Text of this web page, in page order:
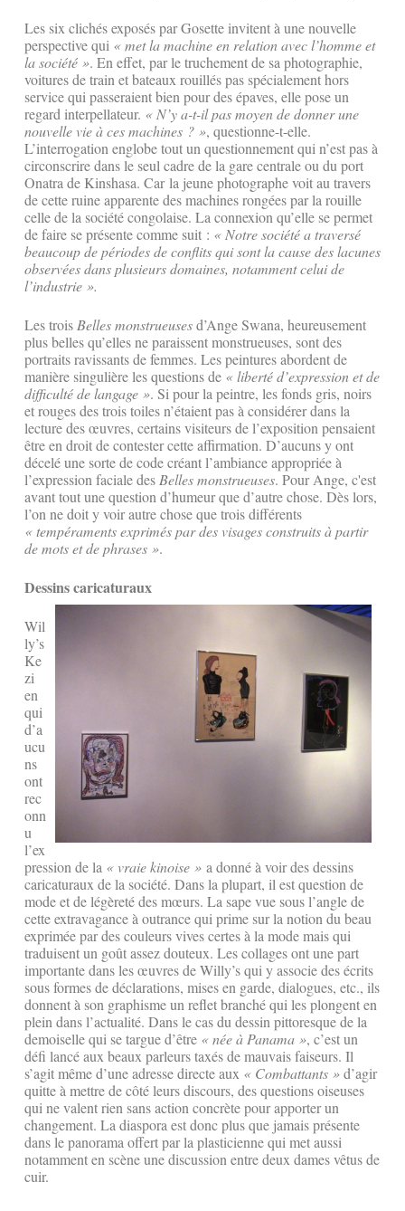
Les six clichés exposés par Gosette invitent à une nouvelle
perspective qui « met la machine en relation avec l’homme et
la société ». En effet, par le truchement de sa photographie,
voitures de train et bateaux rouillés pas spécialement hors
service qui passeraient bien pour des épaves, elle pose un
regard interpellateur. « N’y a-t-il pas moyen de donner une
nouvelle vie à ces machines ? », questionne-t-elle.
L’interrogation englobe tout un questionnement qui n’est pas à
circonscrire dans le seul cadre de la gare centrale ou du port
Onatra de Kinshasa. Car la jeune photographe voit au travers
de cette ruine apparente des machines rongées par la rouille
celle de la société congolaise. La connexion qu’elle se permet
de faire se présente comme suit : « Notre société a traversé
beaucoup de périodes de conflits qui sont la cause des lacunes
observées dans plusieurs domaines, notamment celui de
l’industrie ».
Les troisBelles monstrueusesd’Ange Swana, heureusement
plus belles qu’elles ne paraissent monstrueuses, sont des
portraits ravissants de femmes. Les peintures abordent de
manière singulière les questions de « liberté d’expression et de
difficulté de langage ». Si pour la peintre, les fonds gris, noirs
et rouges des trois toiles n’étaient pas à considérer dans la
lecture des œuvres, certains visiteurs de l’exposition pensaient
être en droit de contester cette affirmation. D’aucuns y ont
décelé une sorte de code créant l’ambiance appropriée à
l’expression faciale desBelles monstrueuses. Pour Ange, c'est
avant tout une question d’humeur que d’autre chose. Dès lors,
l’on ne doit y voir autre chose que trois différents
« tempéraments exprimés par des visages construits à partir
de mots et de phrases ».
Dessins caricaturaux
Wil
ly’s
Ke
zi
en
qui
d’a
ucu
ns
ont
rec
onn
u
l’ex
pression de la « vraie kinoise » a donné à voir des dessins
caricaturaux de la société. Dans la plupart, il est question de
mode et de légèreté des mœurs. La sape vue sous l’angle de
cette extravagance à outrance qui prime sur la notion du beau
exprimée par des couleurs vives certes à la mode mais qui
traduisent un goût assez douteux. Les collages ont une part
importante dans les œuvres de Willy’s qui y associe des écrits
sous formes de déclarations, mises en garde, dialogues, etc., ils
donnent à son graphisme un reflet branché qui les plongent en
plein dans l’actualité. Dans le cas du dessin pittoresque de la
demoiselle qui se targue d’être « née à Panama », c’est un
défi lancé aux beaux parleurs taxés de mauvais faiseurs. Il
s’agit même d’une adresse directe aux « Combattants »d’agir
quitte à mettre de côté leurs discours, des questions oiseuses
qui ne valent rien sans action concrète pour apporter un
changement. La diaspora est donc plus que jamais présente
dans le panorama offert par la plasticienne qui met aussi
notamment en scène une discussion entre deux dames vêtus de
cuir.